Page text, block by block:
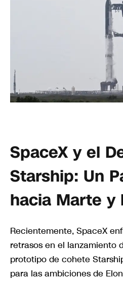
SpaceX y el
Starship: Un
hacia Marte y
Recientemente, SpaceX
retrasos en el lanzamiento
prototipo de cohete
para las ambiciones de